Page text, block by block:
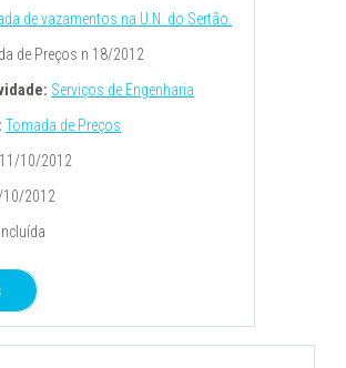
de vazamentos na U.N. do Sertão.
de Preços n 18/2012
Serviços de Engenharia
Tomada de Preços
11/10/2012
10/2012